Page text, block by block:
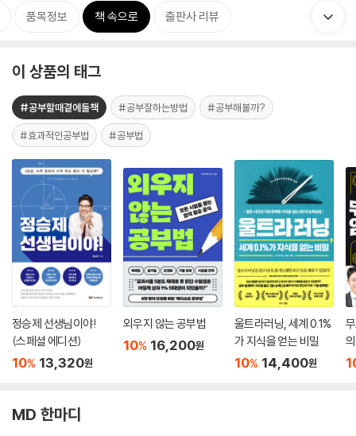
품목정보 책 속으로 출판사 리뷰
이 상품의 태그
#공부할때곁에둘책 #공부잘하는방법 #공부해볼까?
#효과적인공부법 #공부법
정승제 선생님이야!
(스페셜 에디션)
10% 13,320원
외우지 않는 공부법
10% 16,200원
울트라러닝, 세계 0.1%
가 지식을 얻는 비밀
10% 14,400원
MD 한마디